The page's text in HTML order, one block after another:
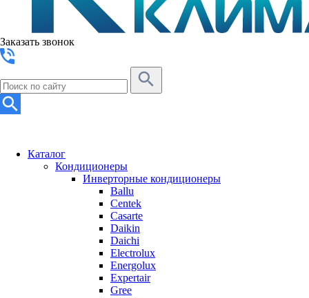
Заказать звонок
Каталог
Кондиционеры
Инверторные кондиционеры
Ballu
Centek
Casarte
Daikin
Daichi
Electrolux
Energolux
Expertair
Gree